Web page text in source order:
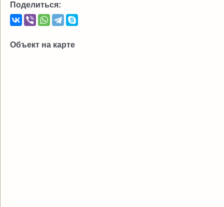
Поделиться:
Объект на карте